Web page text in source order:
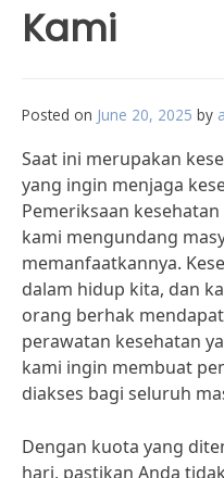
Kami
Posted on June 20, 2025 by
Saat ini merupakan
yang ingin menjaga
Pemeriksaan
kami mengundang
memanfaatkannya.
dalam hidup kita, dan
orang berhak
perawatan kesehatan
kami ingin membuat
diakses bagi seluruh
Dengan kuota yang
hari, pastikan Anda